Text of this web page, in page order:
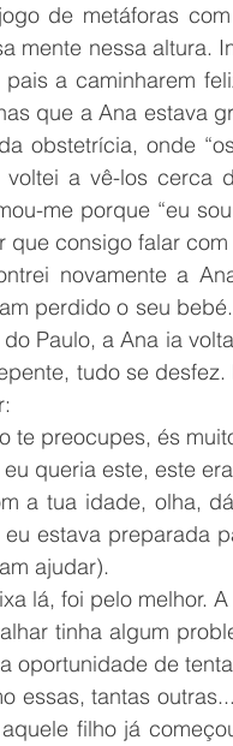
de metáforas
mente nessa altura.
pais a caminharem
que a Ana estava
obstetrícia, onde
voltei a vê-los cerca
me porque “eu
novamente a
perdido o seu
do Paulo, a Ana ia
tudo se
te preocupes, és
eu queria este, este
a tua idade, olha,
eu estava preparada
ajudar).
lá, foi pelo melhor.
tinha algum
oportunidade de
essas, tantas
filho já